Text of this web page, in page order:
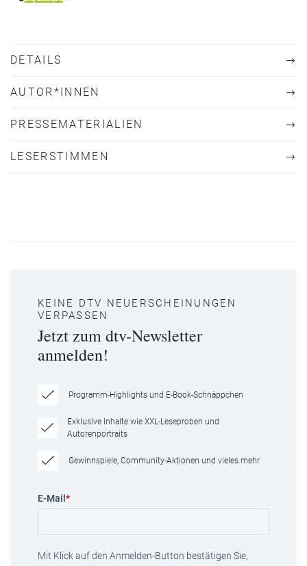
DETAILS
AUTOR*INNEN
PRESSEMATERIALIEN
LESERSTIMMEN
KEINE DTV NEUERSCHEINUNGEN
VERPASSEN
Jetzt zum dtv-Newsletter
anmelden!
Programm-Highlights und E-Book-Schnäppchen
Exklusive Inhalte wie XXL-Leseproben und
Autorenportraits
Gewinnspiele, Community-Aktionen und vieles mehr
E-Mail *
Mit Klick auf den Anmelden-Button bestätigen Sie,